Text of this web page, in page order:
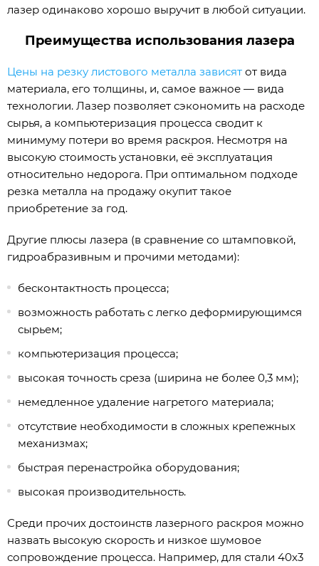
лазер одинаково хорошо выручит в любой ситуации.
Преимущества использования лазера
Цены на резку листового металла зависят от вида
материала, его толщины, и, самое важное — вида
технологии. Лазер позволяет сэкономить на расходе
сырья, а компьютеризация процесса сводит к
минимуму потери во время раскроя. Несмотря на
высокую стоимость установки, её эксплуатация
относительно недорога. При оптимальном подходе
резка металла на продажу окупит такое
приобретение за год.
Другие плюсы лазера (в сравнение со штамповкой,
гидроабразивным и прочими методами):
бесконтактность процесса;
возможность работать с легко деформирующимся
сырьем;
компьютеризация процесса;
высокая точность среза (ширина не более 0,3 мм);
немедленное удаление нагретого материала;
отсутствие необходимости в сложных крепежных
механизмах;
быстрая перенастройка оборудования;
высокая производительность.
Среди прочих достоинств лазерного раскроя можно
назвать высокую скорость и низкое шумовое
сопровождение процесса. Например, для стали 40х3